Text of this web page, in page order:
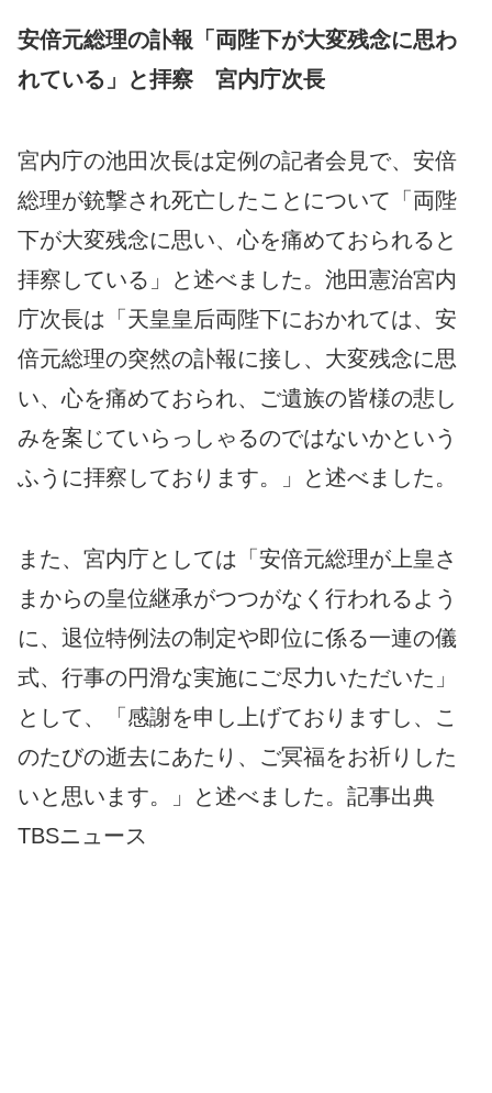
安倍元総理の訃報「両陛下が大変残念に思わ
れている」と拝察 宮内庁次長
宮内庁の池田次長は定例の記者会見で、安倍
総理が銃撃され死亡したことについて「両陛
下が大変残念に思い、心を痛めておられると
拝察している」と述べました。池田憲治宮内
庁次長は「天皇皇后両陛下におかれては、安
倍元総理の突然の訃報に接し、大変残念に思
い、心を痛めておられ、ご遺族の皆様の悲し
みを案じていらっしゃるのではないかという
ふうに拝察しております。」と述べました。
また、宮内庁としては「安倍元総理が上皇さ
まからの皇位継承がつつがなく行われるよう
に、退位特例法の制定や即位に係る一連の儀
式、行事の円滑な実施にご尽力いただいた」
として、「感謝を申し上げておりますし、こ
のたびの逝去にあたり、ご冥福をお祈りした
いと思います。」と述べました。記事出典
TBSニュース